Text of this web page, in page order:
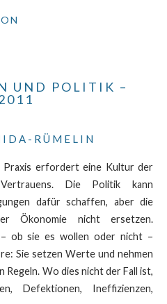
UND POLITIK –
RÜMELIN
Praxis erfordert eine Kultur der
Die Politik kann
dafür schaffen, aber die
Ökonomie nicht ersetzen.
ob sie es wollen oder nicht –
Sie setzen Werte und nehmen
Wo dies nicht der Fall ist,
Defektionen, Ineffizienzen,